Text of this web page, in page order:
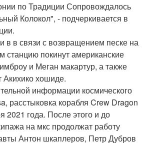
по Традиции Сопровождалось
Колокол", - подчеркивается в
в в связи с возвращением песке на
станцию покинут американские
и Меган макартур, а также
Акихико хошиде.
информации космического
расстыковка корабля Crew Dragon
2021 года. После этого и до
на мкс продолжат работу
Антон шкаплеров, Петр Дубров